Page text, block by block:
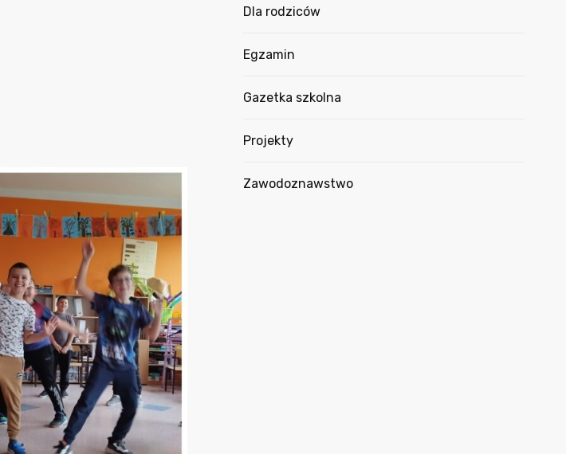
Dla rodziców
Egzamin
Gazetka szkolna
Projekty
Zawodoznawstwo